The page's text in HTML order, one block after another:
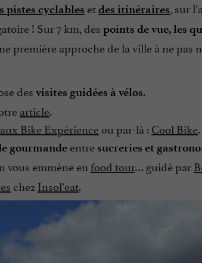
pistes cyclables etdes itinéraires, sur
! Sur 7 km, des points de vue, les
première approche de la ville à ne pas
des visites guidées à vélos.
article.
Bike Expérienceou par-là :Cool Bike.
gourmande entre sucreries et
vous emmène en food tour… guidé par
chezInsol’eat.